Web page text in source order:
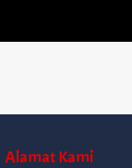
Alamat Kami